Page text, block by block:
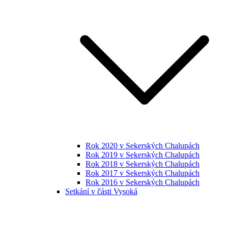
Rok 2020 v Sekerských Chalupách
Rok 2019 v Sekerských Chalupách
Rok 2018 v Sekerských Chalupách
Rok 2017 v Sekerských Chalupách
Rok 2016 v Sekerských Chalupách
Setkání v části Vysoká